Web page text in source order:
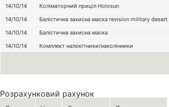
14/10/14
Коліматорний приціл Holosun
14/10/14
Балістична захисна маска revision military
14/10/14
Балістична захисна маска
14/10/14
Комплект налокітники/наколінники
Розрахунковий рахунок